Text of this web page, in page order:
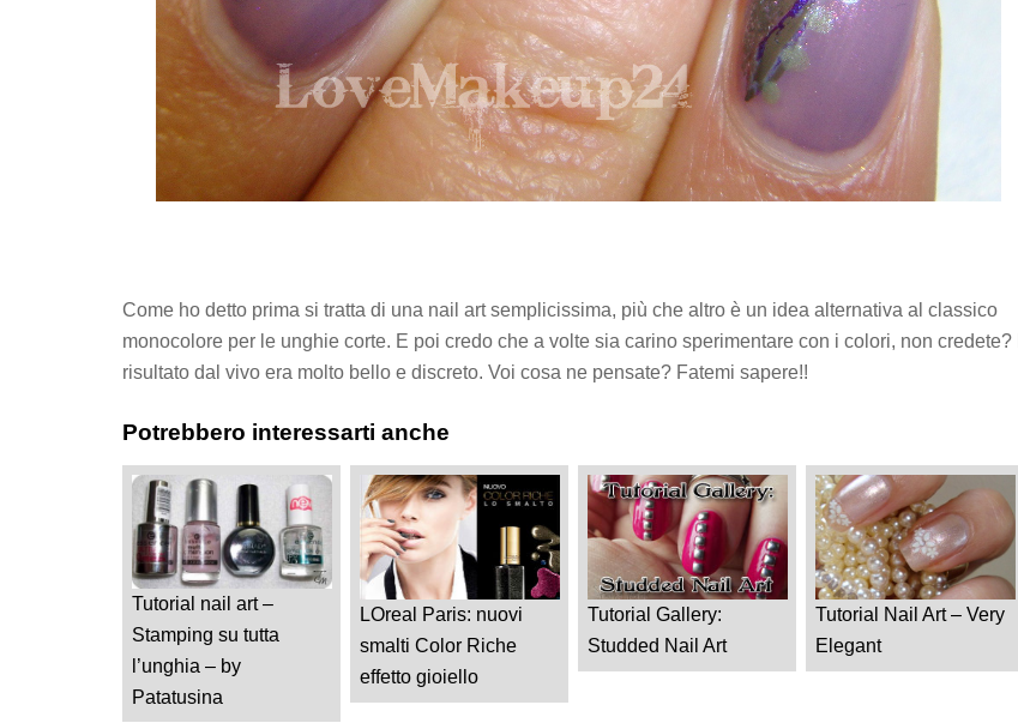
Come ho detto prima si tratta di una nail art semplicissima, più che altro è un idea alternativa al classico
monocolore per le unghie corte. E poi credo che a volte sia carino sperimentare con i colori, non credete? Il
risultato dal vivo era molto bello e discreto. Voi cosa ne pensate? Fatemi sapere!!
Potrebbero interessarti anche
Tutorial nail art –
Stamping su tutta
l’unghia – by
Patatusina
LOreal Paris: nuovi
smalti Color Riche
effetto gioiello
Tutorial Gallery:
Studded Nail Art
Tutorial Nail Art – Very
Elegant